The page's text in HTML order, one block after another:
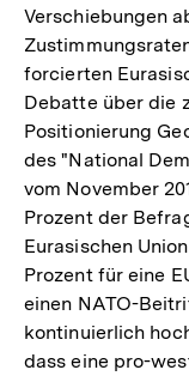
Verschiebungen
forcierten
Debatte über die
Positionierung
des "National
vom November
Prozent der
Eurasischen
Prozent für eine
einen NATO-
kontinuierlich
dass eine pro-